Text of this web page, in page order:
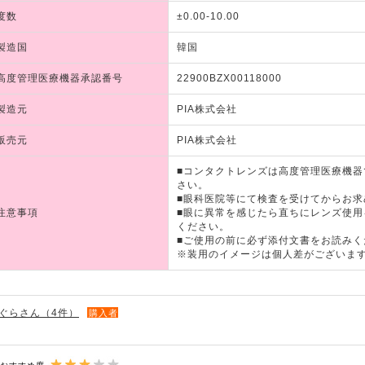
数 ±0.00-10.00
造国 韓国
度管理医療機器承認番号 22900BZX00118000
造元 PIA株式会社
売元 PIA株式会社
意事項
■コンタクトレンズは高度管理医療機
さい。
■眼科医院等にて検査を受けてからお
■眼に異常を感じたら直ちにレンズ使
ください。
■ご使用の前に必ず添付文書をお読み
※装用のイメージは個人差がございま
らさん（4件） 購入者